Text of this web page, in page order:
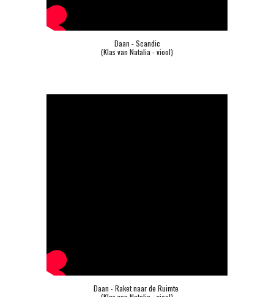
Daan - Scandic
(Klas van Natalia - viool)
Daan - Raket naar de Ruimte